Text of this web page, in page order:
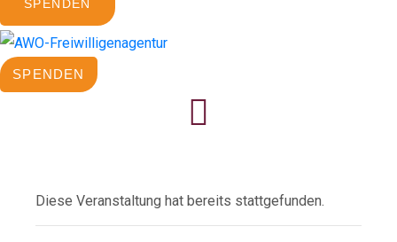
SPENDEN
SPENDEN
Diese Veranstaltung hat bereits stattgefunden.